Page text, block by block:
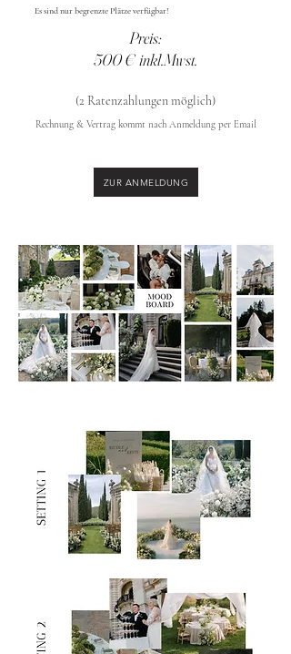
Es sind nur begrenzte Plätze verfügbar!
Preis:
500 € inkl.Mwst.
(2 Ratenzahlungen möglich)
Rechnung & Vertrag kommt nach Anmeldung per Email
ZUR ANMELDUNG